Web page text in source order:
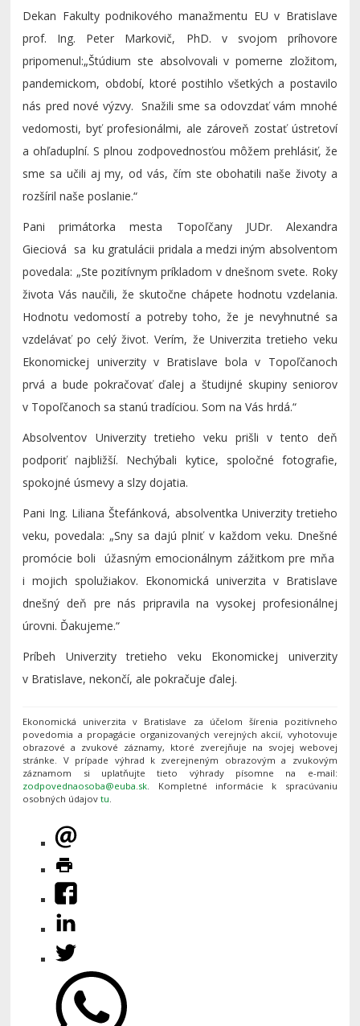
Dekan Fakulty podnikového manažmentu EU v Bratislave
prof. Ing. Peter Markovič, PhD. v svojom príhovore
pripomenul:„Štúdium ste absolvovali v pomerne zložitom,
pandemickom, období, ktoré postihlo všetkých a postavilo
nás pred nové výzvy. Snažili sme sa odovzdať vám mnohé
vedomosti, byť profesionálmi, ale zároveň zostať ústretoví
a ohľaduplní. S plnou zodpovednosťou môžem prehlásiť, že
sme sa učili aj my, od vás, čím ste obohatili naše životy a
rozšíril naše poslanie.“
Pani primátorka mesta Topoľčany JUDr. Alexandra
Gieciová sa ku gratulácii pridala a medzi iným absolventom
povedala: „Ste pozitívnym príkladom v dnešnom svete. Roky
života Vás naučili, že skutočne chápete hodnotu vzdelania.
Hodnotu vedomostí a potreby toho, že je nevyhnutné sa
vzdelávať po celý život. Verím, že Univerzita tretieho veku
Ekonomickej univerzity v Bratislave bola v Topoľčanoch
prvá a bude pokračovať ďalej a študijné skupiny seniorov
v Topoľčanoch sa stanú tradíciou. Som na Vás hrdá.“
Absolventov Univerzity tretieho veku prišli v tento deň
podporiť najbližší. Nechýbali kytice, spoločné fotografie,
spokojné úsmevy a slzy dojatia.
Pani Ing. Liliana Štefánková, absolventka Univerzity tretieho
veku, povedala: „Sny sa dajú plniť v každom veku. Dnešné
promócie boli úžasným emocionálnym zážitkom pre mňa
i mojich spolužiakov. Ekonomická univerzita v Bratislave
dnešný deň pre nás pripravila na vysokej profesionálnej
úrovni. Ďakujeme.“
Príbeh Univerzity tretieho veku Ekonomickej univerzity
v Bratislave, nekončí, ale pokračuje ďalej.
Ekonomická univerzita v Bratislave za účelom šírenia pozitívneho
povedomia a propagácie organizovaných verejných akcií, vyhotovuje
obrazové a zvukové záznamy, ktoré zverejňuje na svojej webovej
stránke. V prípade výhrad k zverejneným obrazovým a zvukovým
záznamom si uplatňujte tieto výhrady písomne na e-mail:
. Kompletné informácie k spracúvaniu
osobných údajovtu